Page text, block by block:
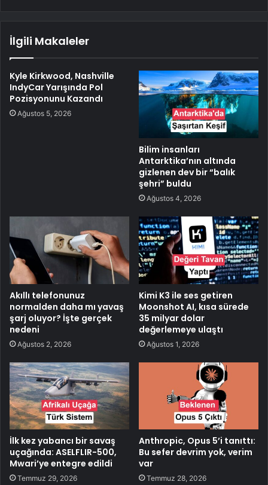
İlgili Makaleler
Kyle Kirkwood, Nashville
IndyCar Yarışında Pol
Pozisyonunu Kazandı
Ağustos 5, 2026
Bilim insanları
Antarktika’nın altında
gizlenen dev bir “balık
şehri” buldu
Ağustos 4, 2026
Akıllı telefonunuz
normalden daha mı yavaş
şarj oluyor? İşte gerçek
nedeni
Ağustos 2, 2026
Kimi K3 ile ses getiren
Moonshot AI, kısa sürede
35 milyar dolar
değerlemeye ulaştı
Ağustos 1, 2026
İlk kez yabancı bir savaş
uçağında: ASELFLIR-500,
Mwari’ye entegre edildi
Temmuz 29, 2026
Anthropic, Opus 5’i tanıttı:
Bu sefer devrim yok, verim
var
Temmuz 28, 2026